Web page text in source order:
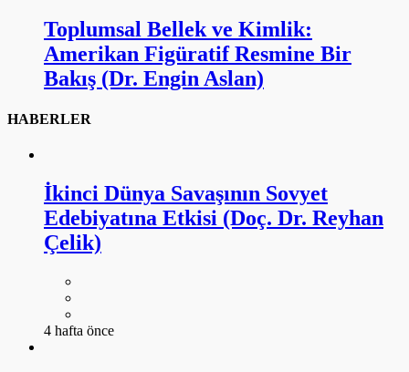
Toplumsal Bellek ve Kimlik:
Amerikan Figüratif Resmine Bir
Bakış (Dr. Engin Aslan)
HABERLER
İkinci Dünya Savaşının Sovyet
Edebiyatına Etkisi (Doç. Dr. Reyhan
Çelik)
4 hafta önce